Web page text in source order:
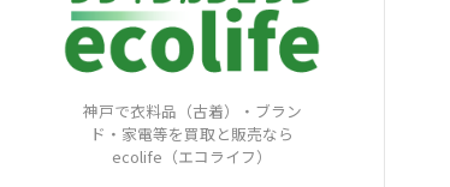
神戸で衣料品（古着）・ブラン
ド・家電等を買取と販売なら
ecolife（エコライフ）